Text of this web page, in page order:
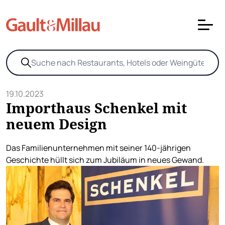
19.10.2023
Importhaus Schenkel mit
neuem Design
Das Familienunternehmen mit seiner 140-jährigen
Geschichte hüllt sich zum Jubiläum in neues Gewand.